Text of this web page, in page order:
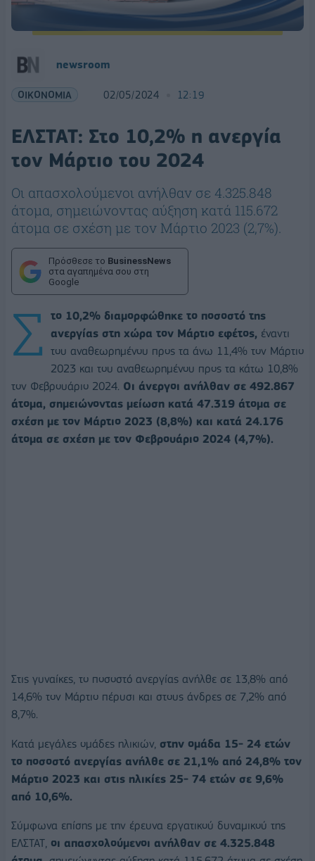
newsroom
ΟΙΚΟΝΟΜΙΑ 02/05/2024 12:19
ΕΛΣΤΑΤ: Στο 10,2% η ανεργία
τον Μάρτιο του 2024
Oι απασχολούμενοι ανήλθαν σε 4.325.848
άτομα, σημειώνοντας αύξηση κατά 115.672
άτομα σε σχέση με τον Μάρτιο 2023 (2,7%).
Πρόσθεσε το BusinessNews
στα αγαπημένα σου στη
Google
Σ
το 10,2% διαμορφώθηκε το ποσοστό της
ανεργίας στη χώρα τον Μάρτιο εφέτος, έναντι
του αναθεωρημένου προς τα άνω 11,4% τον Μάρτιο
2023 και του αναθεωρημένου προς τα κάτω 10,8%
τον Φεβρουάριο 2024. Οι άνεργοι ανήλθαν σε 492.867
άτομα, σημειώνοντας μείωση κατά 47.319 άτομα σε
σχέση με τον Μάρτιο 2023 (8,8%) και κατά 24.176
άτομα σε σχέση με τον Φεβρουάριο 2024 (4,7%).
Στις γυναίκες, το ποσοστό ανεργίας ανήλθε σε 13,8% από
14,6% τον Μάρτιο πέρυσι και στους άνδρες σε 7,2% από
8,7%.
Κατά μεγάλες ομάδες ηλικιών, στην ομάδα 15- 24 ετών
το ποσοστό ανεργίας ανήλθε σε 21,1% από 24,8% τον
Μάρτιο 2023 και στις ηλικίες 25- 74 ετών σε 9,6%
από 10,6%.
Σύμφωνα επίσης με την έρευνα εργατικού δυναμικού της
ΕΛΣΤΑΤ, οι απασχολούμενοι ανήλθαν σε 4.325.848